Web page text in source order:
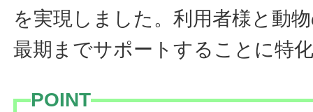
を実現しました。利用者様と動
最期までサポートすることに特
POINT